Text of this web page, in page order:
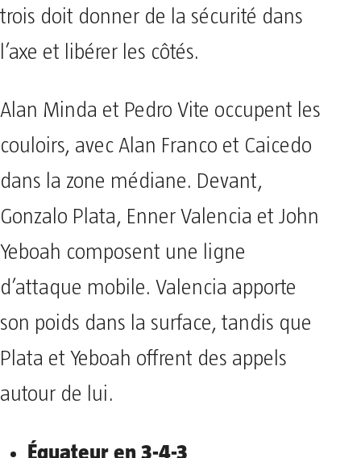
trois doit donner de la sécurité dans
l’axe et libérer les côtés.
Alan Minda et Pedro Vite occupent les
couloirs, avec Alan Franco et Caicedo
dans la zone médiane. Devant,
Gonzalo Plata, Enner Valencia et John
Yeboah composent une ligne
d’attaque mobile. Valencia apporte
son poids dans la surface, tandis que
Plata et Yeboah offrent des appels
autour de lui.
Équateur en 3-4-3